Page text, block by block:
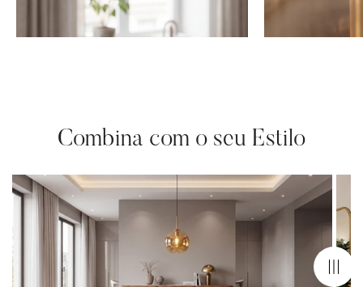
Combina com o seu Estilo
Confirm your age
Are you 18 years old or older?